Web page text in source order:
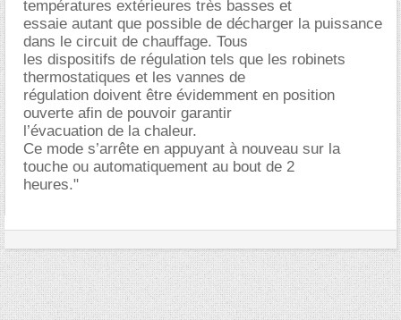
températures extérieures très basses et
essaie autant que possible de décharger la puissance
dans le circuit de chauffage. Tous
les dispositifs de régulation tels que les robinets
thermostatiques et les vannes de
régulation doivent être évidemment en position
ouverte afin de pouvoir garantir
l’évacuation de la chaleur.
Ce mode s’arrête en appuyant à nouveau sur la
touche ou automatiquement au bout de 2
heures."